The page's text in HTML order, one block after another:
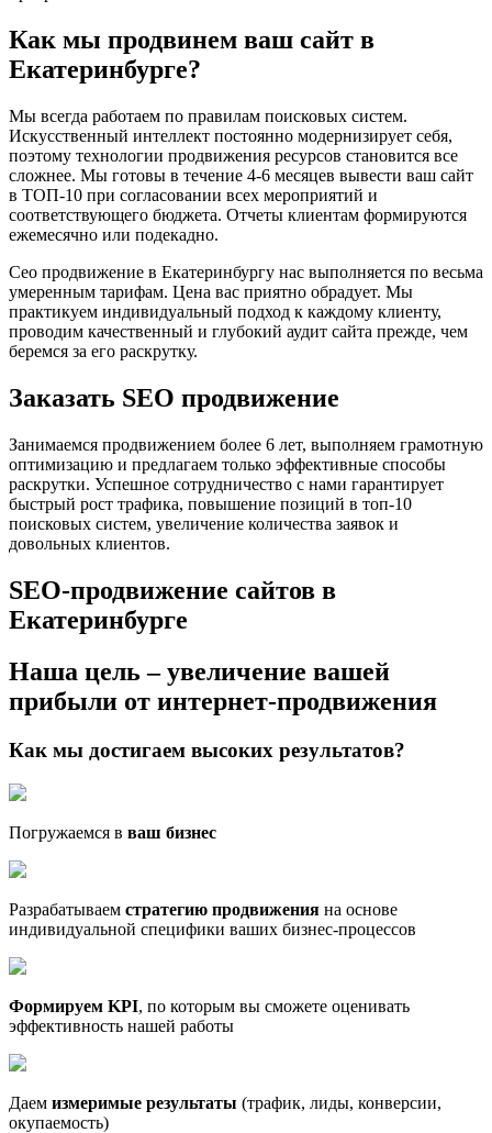
Как мы продвинем ваш сайт в
Екатеринбурге?
Мы всегда работаем по правилам поисковых систем.
Искусственный интеллект постоянно модернизирует себя,
поэтому технологии продвижения ресурсов становится все
сложнее. Мы готовы в течение 4-6 месяцев вывести ваш сайт
в ТОП-10 при согласовании всех мероприятий и
соответствующего бюджета. Отчеты клиентам формируются
ежемесячно или подекадно.
Сео продвижение в Екатеринбургу нас выполняется по весьма
умеренным тарифам. Цена вас приятно обрадует. Мы
практикуем индивидуальный подход к каждому клиенту,
проводим качественный и глубокий аудит сайта прежде, чем
беремся за его раскрутку.
Заказать SEO продвижение
Занимаемся продвижением более 6 лет, выполняем грамотную
оптимизацию и предлагаем только эффективные способы
раскрутки. Успешное сотрудничество с нами гарантирует
быстрый рост трафика, повышение позиций в топ-10
поисковых систем, увеличение количества заявок и
довольных клиентов.
SEO-продвижение сайтов в
Екатеринбурге
Наша цель – увеличение вашей
прибыли от интернет-продвижения
Как мы достигаем высоких результатов?
Погружаемся в ваш бизнес
Разрабатываем стратегию продвижения на основе
индивидуальной специфики ваших бизнес-процессов
Формируем KPI, по которым вы сможете оценивать
эффективность нашей работы
Даем измеримые результаты (трафик, лиды, конверсии,
окупаемость)